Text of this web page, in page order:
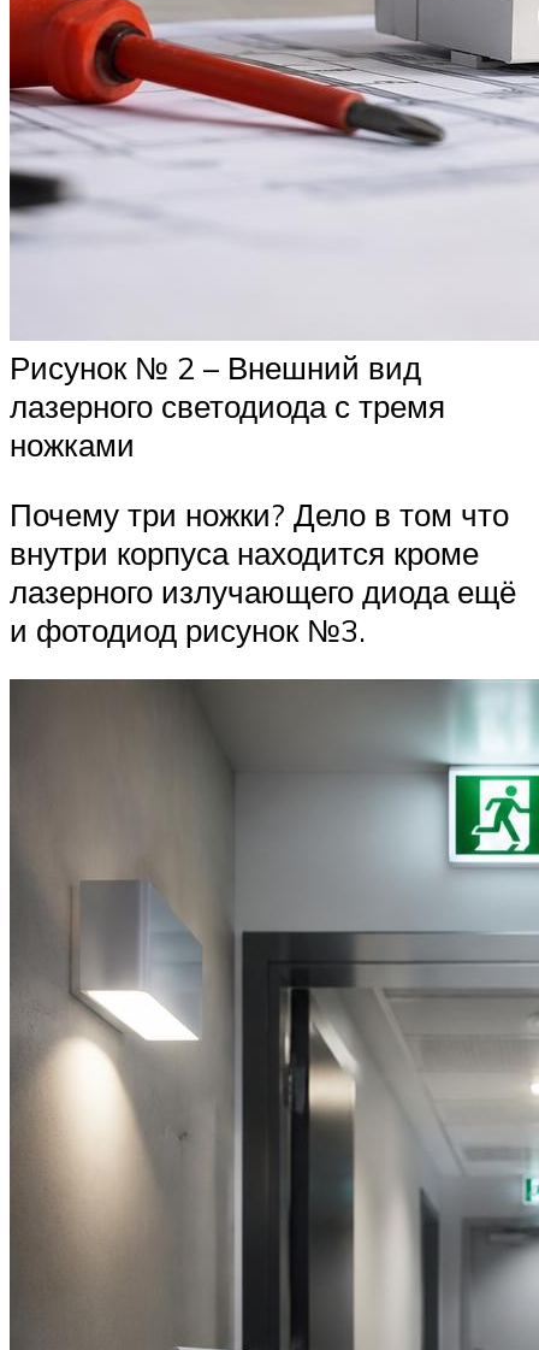
Рисунок № 2 – Внешний вид
лазерного светодиода с тремя
ножками
Почему три ножки? Дело в том что
внутри корпуса находится кроме
лазерного излучающего диода ещё
и фотодиод рисунок №3.